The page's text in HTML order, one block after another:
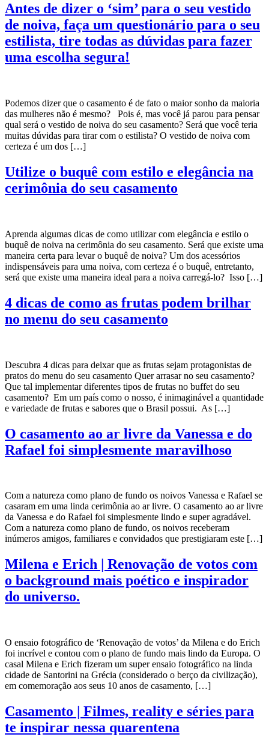
Antes de dizer o ‘sim’ para o seu vestido
de noiva, faça um questionário para o seu
estilista, tire todas as dúvidas para fazer
uma escolha segura!
Podemos dizer que o casamento é de fato o maior sonho da maioria
das mulheres não é mesmo? Pois é, mas você já parou para pensar
qual será o vestido de noiva do seu casamento? Será que você teria
muitas dúvidas para tirar com o estilista? O vestido de noiva com
certeza é um dos […]
Utilize o buquê com estilo e elegância na
cerimônia do seu casamento
Aprenda algumas dicas de como utilizar com elegância e estilo o
buquê de noiva na cerimônia do seu casamento. Será que existe uma
maneira certa para levar o buquê de noiva? Um dos acessórios
indispensáveis para uma noiva, com certeza é o buquê, entretanto,
será que existe uma maneira ideal para a noiva carregá-lo? Isso […]
4 dicas de como as frutas podem brilhar
no menu do seu casamento
Descubra 4 dicas para deixar que as frutas sejam protagonistas de
pratos do menu do seu casamento Quer arrasar no seu casamento?
Que tal implementar diferentes tipos de frutas no buffet do seu
casamento? Em um país como o nosso, é inimaginável a quantidade
e variedade de frutas e sabores que o Brasil possui. As […]
O casamento ao ar livre da Vanessa e do
Rafael foi simplesmente maravilhoso
Com a natureza como plano de fundo os noivos Vanessa e Rafael se
casaram em uma linda cerimônia ao ar livre. O casamento ao ar livre
da Vanessa e do Rafael foi simplesmente lindo e super agradável.
Com a natureza como plano de fundo, os noivos receberam
inúmeros amigos, familiares e convidados que prestigiaram este […]
Milena e Erich | Renovação de votos com
o background mais poético e inspirador
do universo.
O ensaio fotográfico de ‘Renovação de votos’ da Milena e do Erich
foi incrível e contou com o plano de fundo mais lindo da Europa. O
casal Milena e Erich fizeram um super ensaio fotográfico na linda
cidade de Santorini na Grécia (considerado o berço da civilização),
em comemoração aos seus 10 anos de casamento, […]
Casamento | Filmes, reality e séries para
te inspirar nessa quarentena